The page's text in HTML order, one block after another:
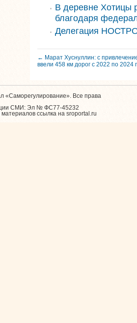
В деревне Хотицы
благодаря
Делегация
← Марат Хуснуллин: с
ввели 458 км дорог с 2022 по 2024
Все права
СМИ: Эл № ФС77-45232
ссылка на sroportal.ru